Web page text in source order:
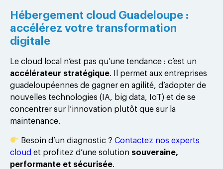
Hébergement cloud Guadeloupe :
accélérez votre transformation
digitale
Le cloud local n’est pas qu’une tendance : c’est un
accélérateur stratégique. Il permet aux entreprises
guadeloupéennes de gagner en agilité, d’adopter de
nouvelles technologies (IA, big data, IoT) et de se
concentrer sur l’innovation plutôt que sur la
maintenance.
Besoin d’un diagnostic ?Contactez nos experts
cloud et profitez d’une solution souveraine,
performante et sécurisée.